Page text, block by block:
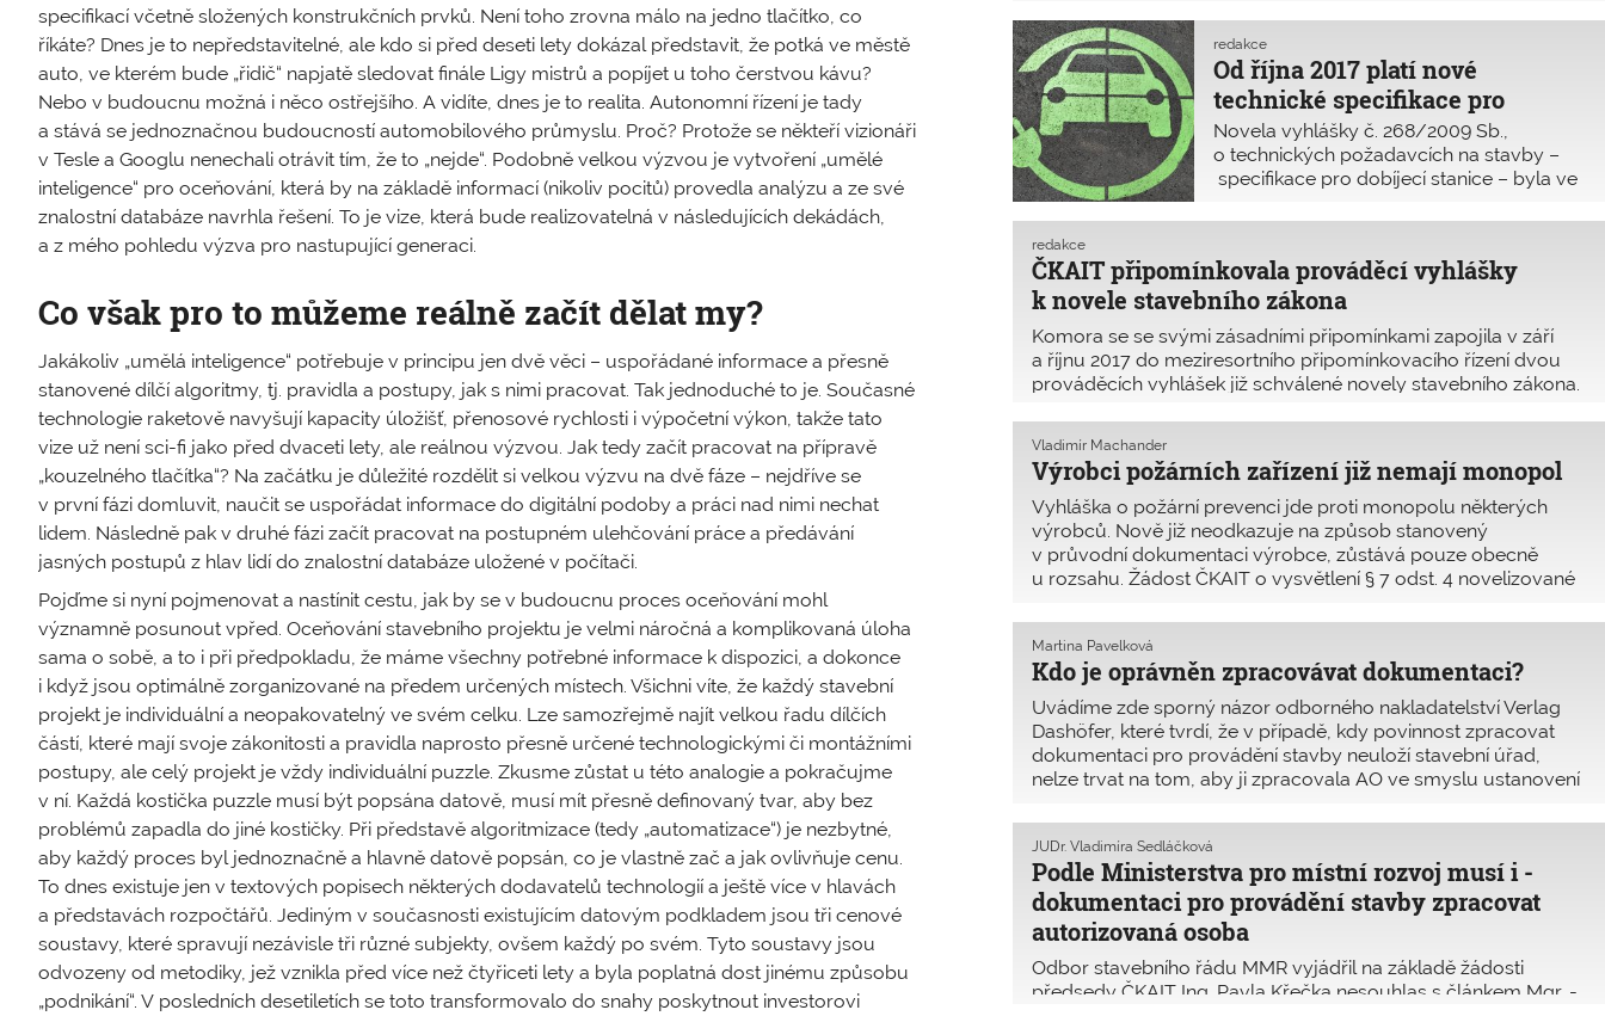
specifikací včetně složených konstrukčních prvků. Není toho zrovna málo na jedno tlačítko, co
říkáte? Dnes je to nepředstavitelné, ale kdo si před deseti lety dokázal představit, že potká ve městě
auto, ve kterém bude „řidič“ napjatě sledovat finále Ligy mistrů a popíjet u toho čerstvou kávu?
Nebo v budoucnu možná i něco ostřejšího. A vidíte, dnes je to realita. Autonomní řízení je tady
a stává se jednoznačnou budoucností automobilového průmyslu. Proč? Protože se někteří vizionáři
v Tesle a Googlu nenechali otrávit tím, že to „nejde“. Podobně velkou výzvou je vytvoření „umělé
inteligence“ pro oceňování, která by na základě informací (nikoliv pocitů) provedla analýzu a ze své
znalostní databáze navrhla řešení. To je vize, která bude realizovatelná v následujících dekádách,
a z mého pohledu výzva pro nastupující generaci.
Co však pro to můžeme reálně začít dělat my?
Jakákoliv „umělá inteligence“ potřebuje v principu jen dvě věci – uspořádané informace a přesně
stanovené dílčí algoritmy, tj. pravidla a postupy, jak s nimi pracovat. Tak jednoduché to je. Současné
technologie raketově navyšují kapacity úložišť, přenosové rychlosti i výpočetní výkon, takže tato
vize už není sci-fi jako před dvaceti lety, ale reálnou výzvou. Jak tedy začít pracovat na přípravě
„kouzelného tlačítka“? Na začátku je důležité rozdělit si velkou výzvu na dvě fáze – nejdříve se
v první fázi domluvit, naučit se uspořádat informace do digitální podoby a práci nad nimi nechat
lidem. Následně pak v druhé fázi začít pracovat na postupném ulehčování práce a předávání
jasných postupů z hlav lidí do znalostní databáze uložené v počítači.
Pojďme si nyní pojmenovat a nastínit cestu, jak by se v budoucnu proces oceňování mohl
významně posunout vpřed. Oceňování stavebního projektu je velmi náročná a komplikovaná úloha
sama o sobě, a to i při předpokladu, že máme všechny potřebné informace k dispozici, a dokonce
i když jsou optimálně zorganizované na předem určených místech. Všichni víte, že každý stavební
projekt je individuální a neopakovatelný ve svém celku. Lze samozřejmě najít velkou řadu dílčích
částí, které mají svoje zákonitosti a pravidla naprosto přesně určené technologickými či montážními
postupy, ale celý projekt je vždy individuální puzzle. Zkusme zůstat u této analogie a pokračujme
v ní. Každá kostička puzzle musí být popsána datově, musí mít přesně definovaný tvar, aby bez
problémů zapadla do jiné kostičky. Při představě algoritmizace (tedy „automatizace“) je nezbytné,
aby každý proces byl jednoznačně a hlavně datově popsán, co je vlastně zač a jak ovlivňuje cenu.
To dnes existuje jen v textových popisech některých dodavatelů technologií a ještě více v hlavách
a představách rozpočtářů. Jediným v současnosti existujícím datovým podkladem jsou tři cenové
soustavy, které spravují nezávisle tři různé subjekty, ovšem každý po svém. Tyto soustavy jsou
odvozeny od metodiky, jež vznikla před více než čtyřiceti lety a byla poplatná dost jinému způsobu
„podnikání“. V posledních desetiletích se toto transformovalo do snahy poskytnout investorovi
Od října 2017 platí nové
technické specifikace pro
dobíjecí stanice
redakce
Novela vyhlášky č. 268/2009 Sb.,
o technických požadavcích na stavby –
specifikace pro dobíjecí stanice – byla ve
účinnost novely vyhlášky byla stanovena
Novela vyhlášky č. 268/2009 Sb. za
ČKAIT připomínkovala prováděcí vyhlášky
k novele stavebního zákona
redakce
Komora se se svými zásadními připomínkami zapojila v září
a říjnu 2017 do meziresortního připomínkovacího řízení dvou
prová­děcích vyhlášek již schválené novely stavebního zákona.
Výrobci požárních zařízení již nemají monopol
Vladimír Machander
Vyhláška o požární prevenci jde proti monopolu některých
výrobců. Nově již neodkazuje na způsob stanovený
v průvodní dokumentaci výrobce, zůstává pouze obecně
u rozsahu. Žádost ČKAIT o vysvětlení § 7 odst. 4 novelizované
Kdo je oprávněn zpracovávat dokumentaci?
Martina Pavelková
Uvádíme zde sporný názor odborného nakladatelství Verlag
Dashöfer, které tvrdí, že v případě, kdy povinnost zpracovat
dokumentaci pro provádění stavby neuloží stavební úřad,
nelze trvat na tom, aby ji zpracovala AO ve smyslu ustanovení
Podle Ministerstva pro místní rozvoj musí i ­
dokumentaci pro provádění stavby zpracovat
autorizovaná osoba
JUDr. Vladimíra Sedláčková
Odbor stavebního řádu MMR vyjádřil na základě žádosti
předsedy ČKAIT Ing. Pavla Křečka nesouhlas s článkem Mgr. ­